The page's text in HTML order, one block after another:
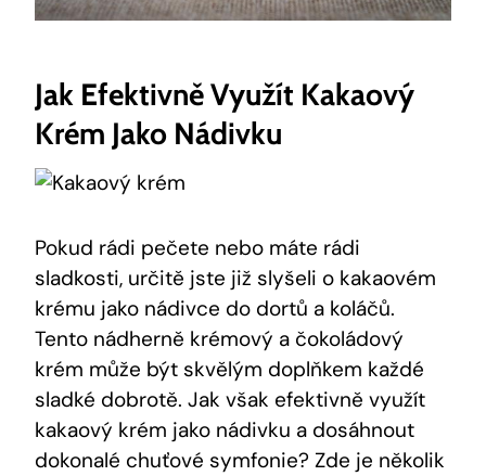
Jak‌ Efektivně Využít ‍kakaový
⁤krém Jako Nádivku
Pokud rádi pečete nebo⁢ máte rádi
sladkosti, určitě jste již slyšeli ⁤o kakaovém⁤
krému jako nádivce do ⁤dortů a koláčů.
Tento nádherně krémový a čokoládový
krém může ⁣být skvělým doplňkem každé
sladké dobrotě. Jak‍ však efektivně využít
kakaový krém jako nádivku⁢ a dosáhnout
dokonalé chuťové ⁤symfonie? Zde je několik